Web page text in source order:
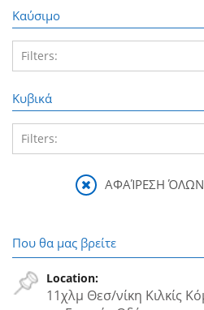
7 / 1997
Καύσιμο
Filters:
Βενζίνη
Κυβικά
Filters:
ΑΦΑΊΡΕΣΗ
Που θα μας βρείτε
Location:
11χλμ Θεσ/νίκη Κιλκίς